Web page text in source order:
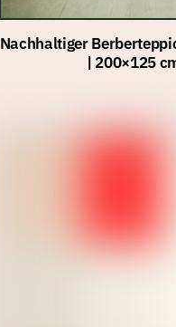
Nachhaltiger
| 200×125